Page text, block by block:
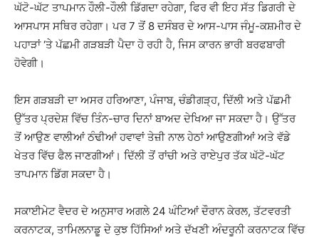
ਘੱਟੋ-ਘੱਟ ਤਾਪਮਾਨ ਹੌਲੀ-ਹੌਲੀ ਡਿੱਗਦਾ ਰਹੇਗਾ, ਫਿਰ ਵੀ ਇਹ ਸੱਤ ਡਿਗਰੀ ਦੇ
ਆਸਪਾਸ ਸਥਿਰ ਰਹੇਗਾ। ਪਰ 7 ਤੋਂ 8 ਦਸੰਬਰ ਦੇ ਆਸ-ਪਾਸ ਜੰਮੂ-ਕਸ਼ਮੀਰ ਦੇ
ਪਹਾੜਾਂ ‘ਤੇ ਪੱਛਮੀ ਗੜਬੜੀ ਪੈਦਾ ਹੋ ਰਹੀ ਹੈ, ਜਿਸ ਕਾਰਨ ਭਾਰੀ ਬਰਫਬਾਰੀ
ਹੋਵੇਗੀ।
ਇਸ ਗੜਬੜੀ ਦਾ ਅਸਰ ਹਰਿਆਣਾ, ਪੰਜਾਬ, ਚੰਡੀਗੜ੍ਹ, ਦਿੱਲੀ ਅਤੇ ਪੱਛਮੀ
ਉੱਤਰ ਪ੍ਰਦੇਸ਼ ਵਿੱਚ ਤਿੰਨ-ਚਾਰ ਦਿਨਾਂ ਬਾਅਦ ਦੇਖਿਆ ਜਾ ਸਕਦਾ ਹੈ। ਉੱਤਰ
ਤੋਂ ਆਉਣ ਵਾਲੀਆਂ ਠੰਢੀਆਂ ਹਵਾਵਾਂ ਤੇਜ਼ੀ ਨਾਲ ਹੇਠਾਂ ਆਉਣਗੀਆਂ ਅਤੇ ਵੱਡੇ
ਖੇਤਰ ਵਿੱਚ ਫੈਲ ਜਾਣਗੀਆਂ। ਦਿੱਲੀ ਤੋਂ ਰਾਂਚੀ ਅਤੇ ਰਾਏਪੁਰ ਤੱਕ ਘੱਟੋ-ਘੱਟ
ਤਾਪਮਾਨ ਡਿੱਗ ਸਕਦਾ ਹੈ।
ਸਕਾਈਮੇਟ ਵੈਦਰ ਦੇ ਅਨੁਸਾਰ ਅਗਲੇ 24 ਘੰਟਿਆਂ ਦੌਰਾਨ ਕੇਰਲ, ਤੱਟਵਰਤੀ
ਕਰਨਾਟਕ, ਤਾਮਿਲਨਾਡੂ ਦੇ ਕੁਝ ਹਿੱਸਿਆਂ ਅਤੇ ਦੱਖਣੀ ਅੰਦਰੂਨੀ ਕਰਨਾਟਕ ਵਿੱਚ